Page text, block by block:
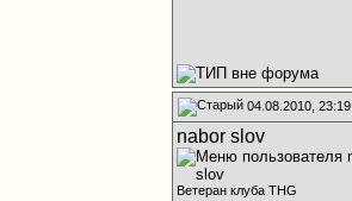
04.08.2010, 23:19
nabor slov
Ветеран клуба THG